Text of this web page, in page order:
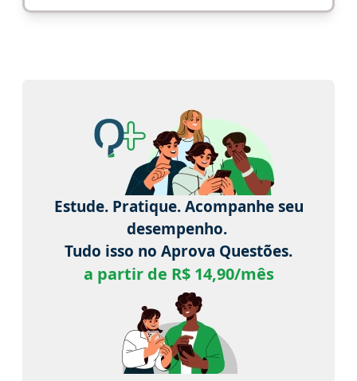
Estude. Pratique. Acompanhe seu
desempenho.
Tudo isso no Aprova Questões.
a partir de R$ 14,90/mês